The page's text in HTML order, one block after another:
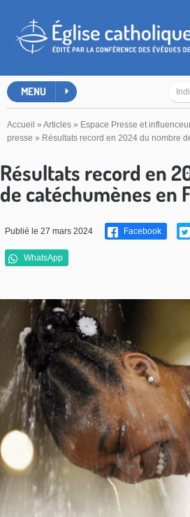
MENU
Accueil » Articles » Espace Presse et
presse » Résultats record en 2024 du nombre
Résultats record en
de catéchumènes en
Publié le 27 mars 2024 Facebook
WhatsApp